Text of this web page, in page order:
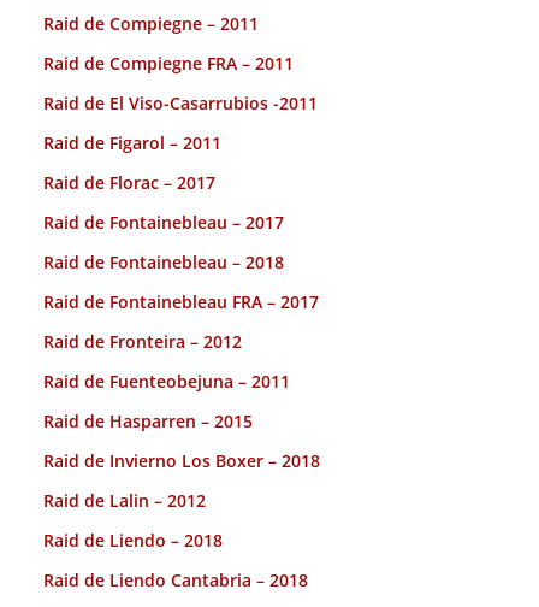
Raid de Compiegne – 2011
Raid de Compiegne FRA – 2011
Raid de El Viso-Casarrubios -2011
Raid de Figarol – 2011
Raid de Florac – 2017
Raid de Fontainebleau – 2017
Raid de Fontainebleau – 2018
Raid de Fontainebleau FRA – 2017
Raid de Fronteira – 2012
Raid de Fuenteobejuna – 2011
Raid de Hasparren – 2015
Raid de Invierno Los Boxer – 2018
Raid de Lalin – 2012
Raid de Liendo – 2018
Raid de Liendo Cantabria – 2018